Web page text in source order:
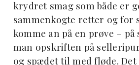
krydret smag som både er
sammenkogte retter og for
komme an på en prøve – på
man opskriften på
og spædet til med fløde.